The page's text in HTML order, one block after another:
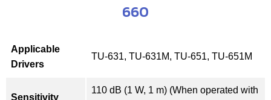
660
Applicable
Drivers
TU-631, TU-631M, TU-651, TU-651M
Sensitivity
110 dB (1 W, 1 m) (When operated with